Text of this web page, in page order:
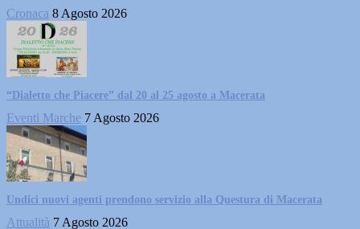
Cronaca 8 Agosto 2026
“Dialetto che Piacere” dal 20 al 25 agosto a Macerata
Eventi Marche 7 Agosto 2026
Undici nuovi agenti prendono servizio alla Questura di Macerata
Attualità 7 Agosto 2026